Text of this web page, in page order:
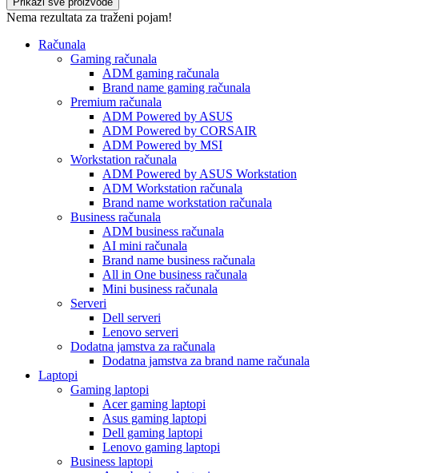
Nema rezultata za traženi pojam!
Računala
Gaming računala
ADM gaming računala
Brand name gaming računala
Premium računala
ADM Powered by ASUS
ADM Powered by CORSAIR
ADM Powered by MSI
Workstation računala
ADM Powered by ASUS Workstation
ADM Workstation računala
Brand name workstation računala
Business računala
ADM business računala
AI mini računala
Brand name business računala
All in One business računala
Mini business računala
Serveri
Dell serveri
Lenovo serveri
Dodatna jamstva za računala
Dodatna jamstva za brand name računala
Laptopi
Gaming laptopi
Acer gaming laptopi
Asus gaming laptopi
Dell gaming laptopi
Lenovo gaming laptopi
Business laptopi